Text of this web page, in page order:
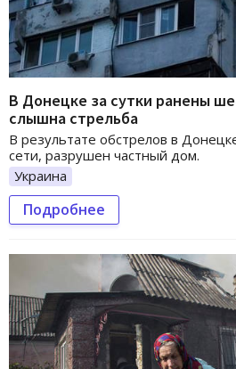
В Донецке за сутки ранены
слышна стрельба
В результате обстрелов в
сети, разрушен частный дом.
Украина
Подробнее